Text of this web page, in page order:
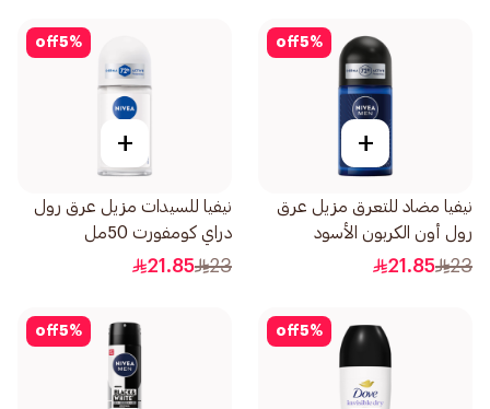
5%
off
+
نيفيا مضاد للتعرق مزيل عرق
رول أون الكربون الأسود
والأخشاب الداكنة للرجال 50مل
23
21.85
5%
off
+
نيفيا للسيدات مزيل عرق رول
دراي كومفورت 50مل
23
21.85
5%
off
5%
off